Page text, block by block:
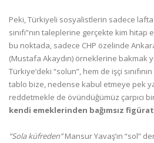
Peki, Türkiyeli sosyalistlerin sadece lafta
sınıfı”nın taleplerine gerçekte kim
bu noktada, sadece CHP özelinde
(Mustafa Akaydın) örneklerine bakmak
Türkiye’deki “solun”, hem de işçi
tablo bize, nedense kabul etmeye pek
reddetmekle de övündüğümüz çarpıcı
kendi emeklerinden bağımsız
“Sola küfreden”Mansur Yavaş’ın “sol”